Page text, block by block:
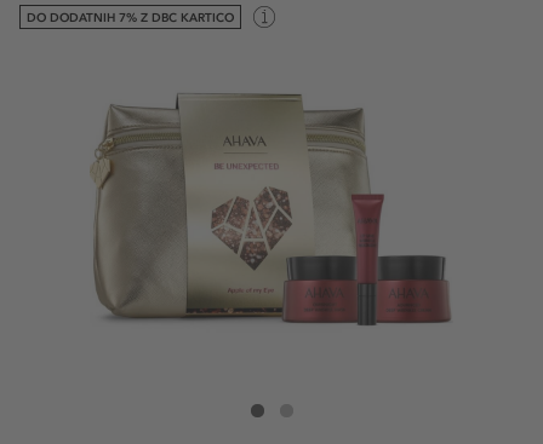
DO DODATNIH 7% Z DBC KARTICO
Ahava Apple Of My Eye Set